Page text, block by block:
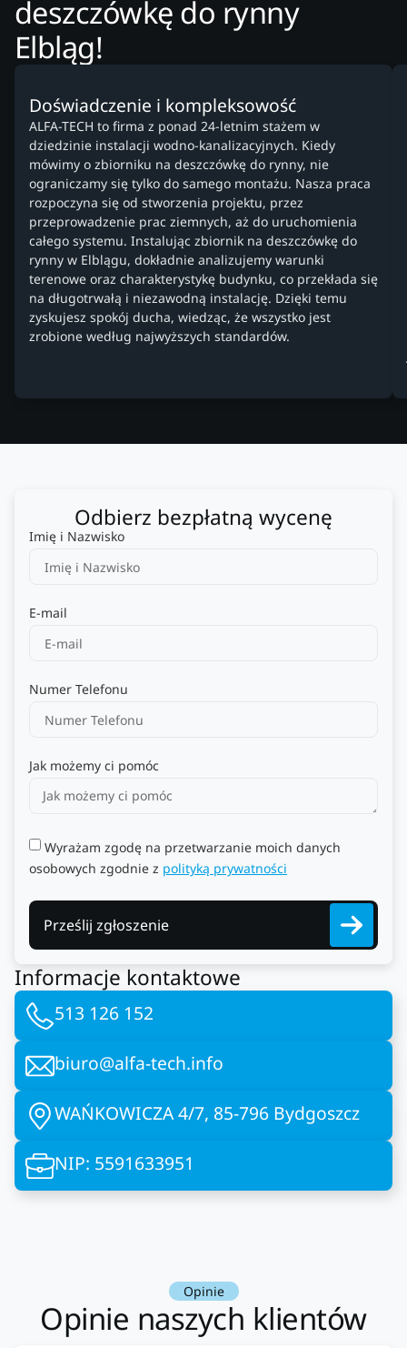
deszczówkę do rynny
Elbląg!
Doświadczenie i kompleksowość
ALFA-TECH to firma z ponad 24-letnim stażem w
dziedzinie instalacji wodno-kanalizacyjnych. Kiedy
mówimy o zbiorniku na deszczówkę do rynny, nie
ograniczamy się tylko do samego montażu. Nasza praca
rozpoczyna się od stworzenia projektu, przez
przeprowadzenie prac ziemnych, aż do uruchomienia
całego systemu. Instalując zbiornik na deszczówkę do
rynny w Elblągu, dokładnie analizujemy warunki
terenowe oraz charakterystykę budynku, co przekłada się
na długotrwałą i niezawodną instalację. Dzięki temu
zyskujesz spokój ducha, wiedząc, że wszystko jest
zrobione według najwyższych standardów.
Odbierz bezpłatną wycenę
Imię i Nazwisko
E-mail
Numer Telefonu
Jak możemy ci pomóc
Wyrażam zgodę na przetwarzanie moich danych
osobowych zgodnie z polityką prywatności
Prześlij zgłoszenie
Informacje kontaktowe
513 126 152
biuro@alfa-tech.info
WAŃKOWICZA 4/7, 85-796 Bydgoszcz
NIP: 5591633951
Opinie
Opinie naszych klientów